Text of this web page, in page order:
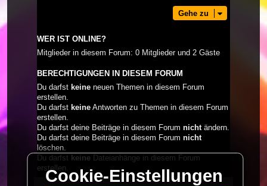
Gehe zu
WER IST ONLINE?
Mitglieder in diesem Forum: 0 Mitglieder und 2 Gäste
BERECHTIGUNGEN IN DIESEM FORUM
Du darfst keine neuen Themen in diesem Forum
erstellen.
Du darfst keine Antworten zu Themen in diesem Forum
erstellen.
Du darfst deine Beiträge in diesem Forum nichtändern.
Du darfst deine Beiträge in diesem Forum nicht
löschen.
Du darfst keine Dateianhänge in diesem Forum
erstellen.
Cookie-Einstellungen